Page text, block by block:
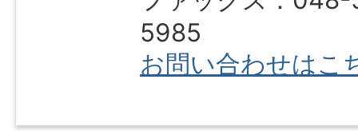
5985
お問い合わせはこ